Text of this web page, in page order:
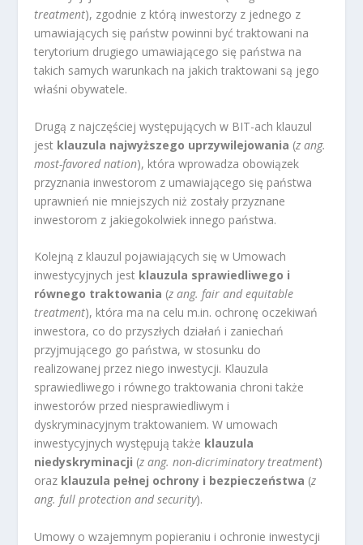
treatment), zgodnie z którą inwestorzy z jednego z
umawiających się państw powinni być traktowani na
terytorium drugiego umawiającego się państwa na
takich samych warunkach na jakich traktowani są jego
właśni obywatele.
Drugą z najczęściej występujących w BIT-ach klauzul
jest klauzula najwyższego uprzywilejowania (z ang.
most-favored nation), która wprowadza obowiązek
przyznania inwestorom z umawiającego się państwa
uprawnień nie mniejszych niż zostały przyznane
inwestorom z jakiegokolwiek innego państwa.
Kolejną z klauzul pojawiających się w Umowach
inwestycyjnych jest klauzula sprawiedliwego i
równego traktowania (z ang. fair and equitable
treatment), która ma na celu m.in. ochronę oczekiwań
inwestora, co do przyszłych działań i zaniechań
przyjmującego go państwa, w stosunku do
realizowanej przez niego inwestycji. Klauzula
sprawiedliwego i równego traktowania chroni także
inwestorów przed niesprawiedliwym i
dyskryminacyjnym traktowaniem. W umowach
inwestycyjnych występują także klauzula
niedyskryminacji (z ang. non-dicriminatory treatment)
oraz klauzula pełnej ochrony i bezpieczeństwa (z
ang. full protection and security).
Umowy o wzajemnym popieraniu i ochronie inwestycji